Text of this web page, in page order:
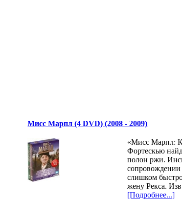
Мисс Марпл (4 DVD) (2008 - 2009)
«Мисс Марпл:
Фортескью
полон ржи.
слишком
жену Рекса. Изв
[Подробнее...]